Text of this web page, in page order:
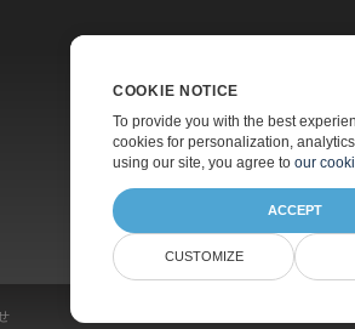
価格
有料サポート
会社情報
COOKIE NOTICE
To provide you with the best
cookies for personalization,
using our site, you agree to our
ACCEPT
CUSTOMIZE